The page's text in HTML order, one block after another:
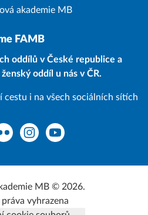
FAMB
oddílů v České republice a
oddíl u nás v ČR.
cestu i na všech sociálních sítích
InstagramYouTube
MB © 2026.
vyhrazena